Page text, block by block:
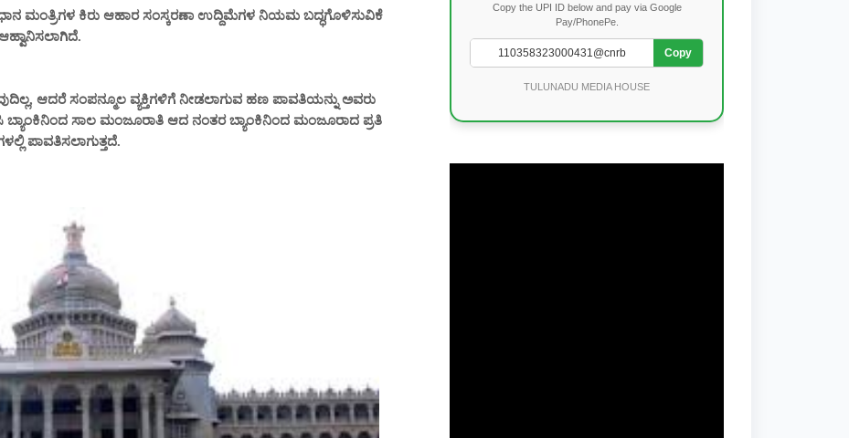
ಮಂತ್ರಿಗಳ ಕಿರು ಆಹಾರ ಸಂಸ್ಕರಣಾ ಉದ್ದಿಮೆಗಳ ನಿಯಮ ಬದ್ಧಗೊಳಿಸುವಿಕೆ
ಆದರೆ ಸಂಪನ್ಮೂಲ ವ್ಯಕ್ತಿಗಳಿಗೆ ನೀಡಲಾಗುವ ಹಣ ಪಾವತಿಯನ್ನು ಅವರು
ಸಾಲ ಮಂಜೂರಾತಿ ಆದ ನಂತರ ಬ್ಯಾಂಕಿನಿಂದ ಮಂಜೂರಾದ ಪ್ರತಿ
ಪಾವತಿಸಲಾಗುತ್ತದೆ.
Copy the UPI ID below and pay via Google
Pay/PhonePe.
Copy
TULUNADU MEDIA HOUSE